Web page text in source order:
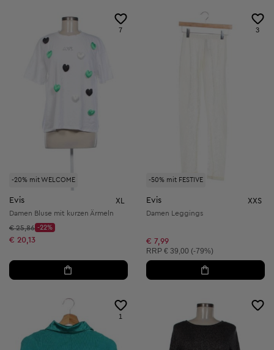
-20% mit WELCOME
7
Evis XL
Damen Bluse mit kurzen Ärmeln
Startpreis:
€ 25,86
Discount Price:
-22%
Reduzierter Preis:
€ 20,13
-50% mit FESTIVE
3
Evis XXS
Damen Leggings
€ 7,99
Unverbindliche Preisempfehlung:
RRP € 39,00 (-79%)
1